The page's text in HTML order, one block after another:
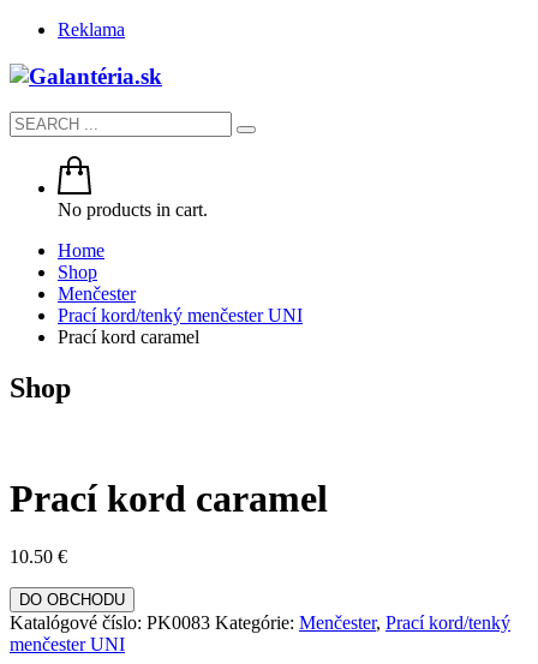
Reklama
No products in cart.
Home
Shop
Menčester
Prací kord/tenký menčester UNI
Prací kord caramel
Shop
Prací kord caramel
10.50 €
DO OBCHODU
Katalógové číslo: PK0083 Kategórie: Menčester, Prací kord/tenký
menčester UNI